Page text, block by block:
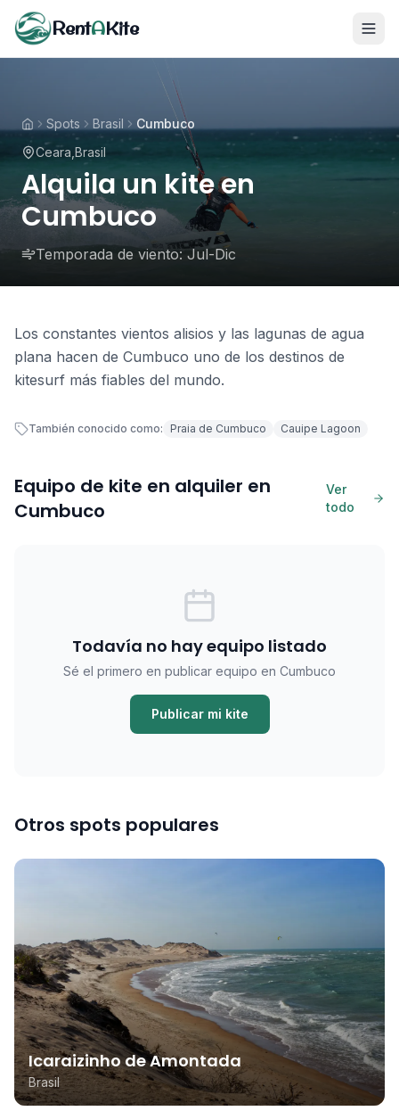
RentAKite
Spots Brasil
Cumbuco
Ceara Brasil
Alquila un kite en
Cumbuco
Temporada de viento: Jul-Dic
Los constantes vientos alisios y las lagunas de agua
plana hacen de Cumbuco uno de los destinos de
kitesurf más fiables del mundo.
También conocido como: Praia de Cumbuco Cauipe Lagoon
Equipo de kite en alquiler en
Cumbuco
Ver
todo
Todavía no hay equipo listado
Sé el primero en publicar equipo en Cumbuco
Publicar mi kite
Otros spots populares
Icaraizinho de Amontada
Brasil